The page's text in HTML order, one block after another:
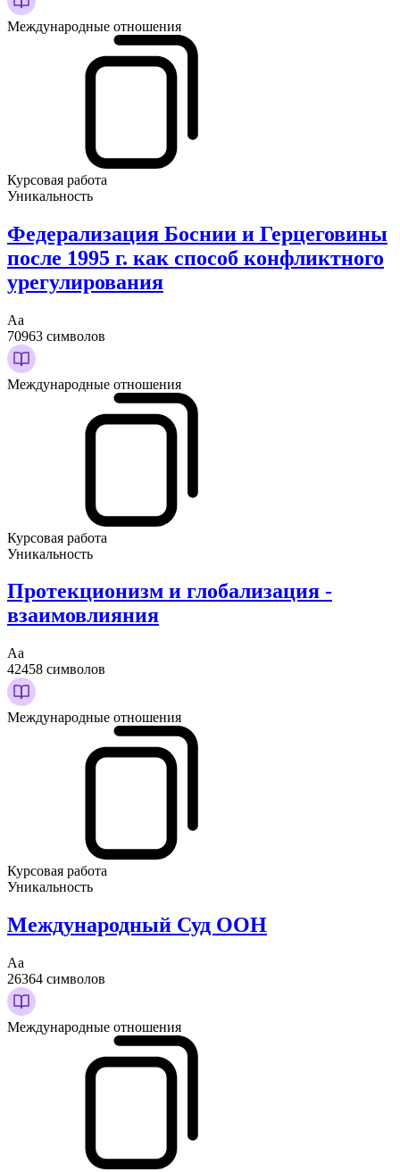
Международные отношения
Курсовая работа
Уникальность
Федерализация Боснии и Герцеговины
после 1995 г. как способ конфликтного
урегулирования
Аа
70963 символов
Международные отношения
Курсовая работа
Уникальность
Протекционизм и глобализация -
взаимовлияния
Аа
42458 символов
Международные отношения
Курсовая работа
Уникальность
Международный Суд ООН
Аа
26364 символов
Международные отношения